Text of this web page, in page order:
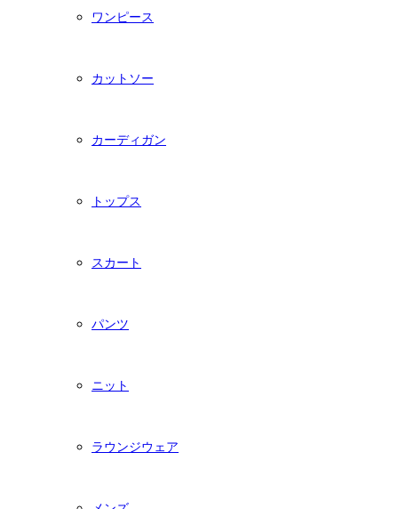
ワンピース
カットソー
カーディガン
トップス
スカート
パンツ
ニット
ラウンジウェア